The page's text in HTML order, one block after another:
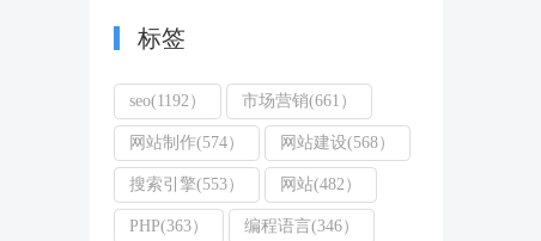
标签
seo(1192） 市场营销(661）
网站制作(574） 网站建设(568）
搜索引擎(553） 网站(482）
PHP(363） 编程语言(346）